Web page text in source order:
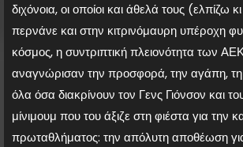
διχόνοια, οι οποίοι και άθελά τους (ελπίζω
περνάνε και στην κιτρινόμαυρη υπέροχη
κόσμος, η συντριπτική πλειονότητα των
αναγνώρισαν την προσφορά, την αγάπη, τη
όλα όσα διακρίνουν τον Γενς Γιόνσον και
μίνιμουμ που του άξιζε στη φιέστα για την
πρωταθλήματος: την απόλυτη αποθέωση